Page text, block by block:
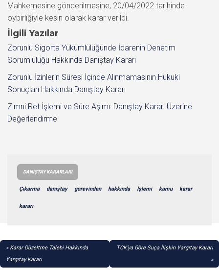
Mahkemesine gönderilmesine, 20/04/2022 tarihinde
oybirliğiyle kesin olarak karar verildi.
İlgili Yazılar
Zorunlu Sigorta Yükümlülüğünde İdarenin Denetim
Sorumluluğu Hakkında Danıştay Kararı
Zorunlu İzinlerin Süresi İçinde Alınmamasının Hukuki
Sonuçları Hakkında Danıştay Kararı
Zımni Ret İşlemi ve Süre Aşımı: Danıştay Kararı Üzerine
Değerlendirme
DANIŞTAY KARARLARI
Çıkarma danıştay görevinden hakkında İşlemi kamu karar
kararı
YAZI
GEZINMESI
Karar Düzeltme Talebi Hakkında
Yargıtay Kararı
TCK’ya Göre Suça İlişkin Yargıtay Kararı